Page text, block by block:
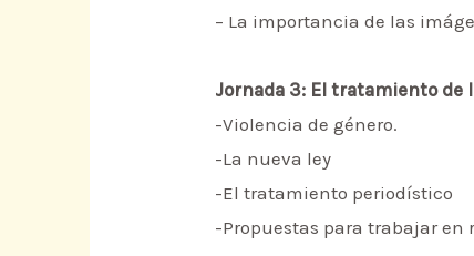
– La importancia de las
Jornada 3: El tratamiento de
-Violencia de género.
-La nueva ley
-El tratamiento periodístico
-Propuestas para trabajar en